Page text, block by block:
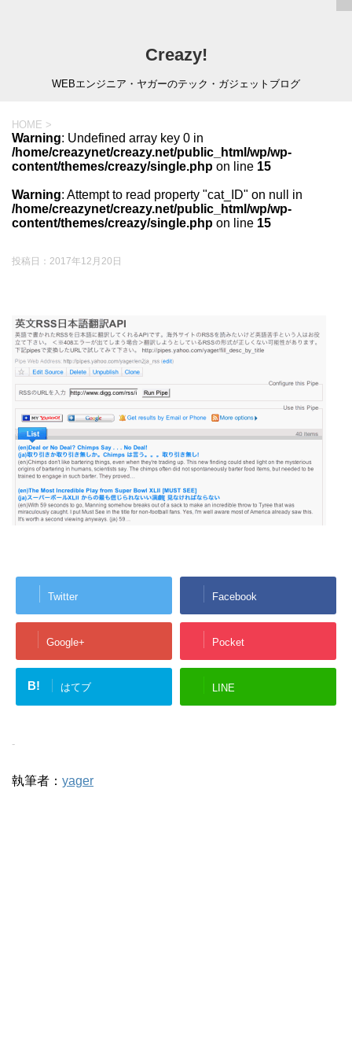
Creazy!
WEBエンジニア・ヤガーのテック・ガジェットブログ
HOME >
Warning: Undefined array key 0 in
/home/creazynet/creazy.net/public_html/wp/wp-
content/themes/creazy/single.php on line 15
Warning: Attempt to read property "cat_ID" on null in
/home/creazynet/creazy.net/public_html/wp/wp-
content/themes/creazy/single.php on line 15
投稿日： 2017年12月20日
Twitter Facebook
Google+ Pocket
B! はてブ LINE
-
執筆者： yager